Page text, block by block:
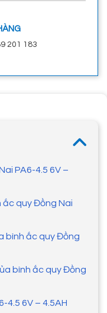
201 183
PA6-4.5 6V –
ắc quy Đồng Nai
bình ắc quy Đồng
bình ắc quy Đồng
4.5 6V – 4.5AH